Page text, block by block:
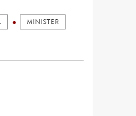
MINISTER